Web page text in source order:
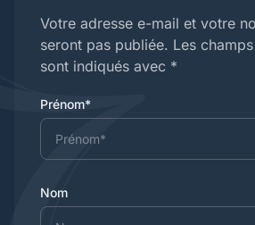
Votre adresse e-mail et votre
seront pas publiée. Les
sont indiqués avec *
Prénom*
Nom